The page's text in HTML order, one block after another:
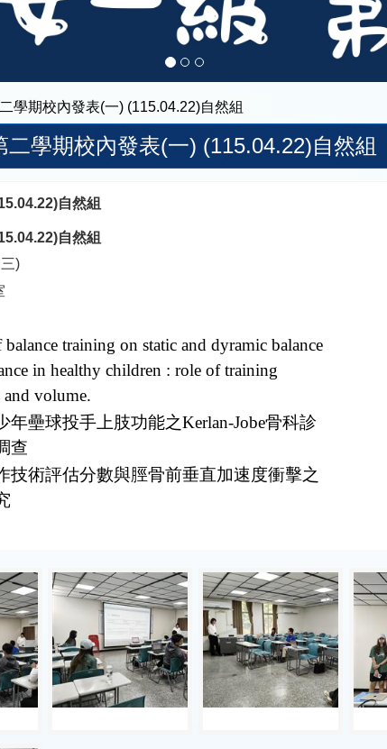
學期校內發表(一) (115.04.22)自然組
二學期校內發表(一) (115.04.22)自然組
自然組
自然組
)
training on static and dyramic balance
in healthy children : role of training
volume.
年壘球投手上肢功能之Kerlan-Jobe骨科診
查
技術評估分數與脛骨前垂直加速度衝擊之